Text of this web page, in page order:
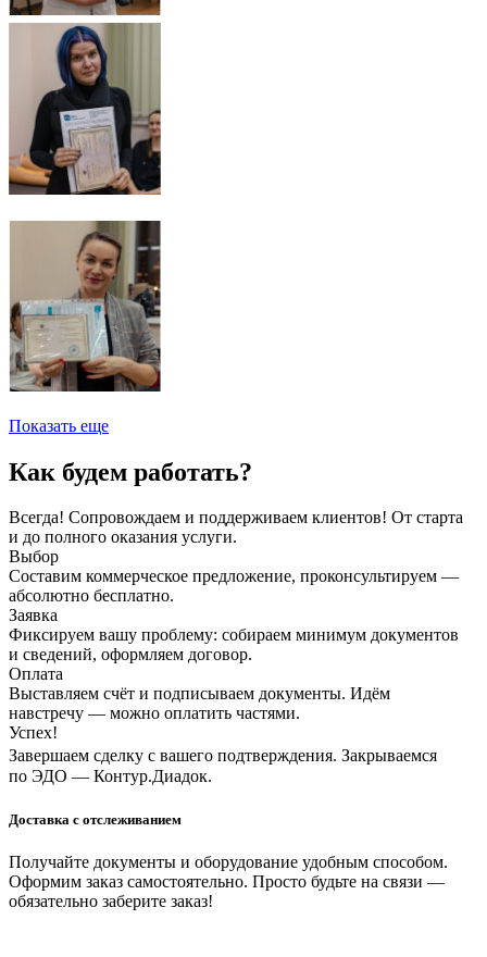
Показать еще
Как будем работать?
Всегда! Сопровождаем и поддерживаем клиентов! От старта
и до полного оказания услуги.
Выбор
Составим коммерческое предложение, проконсультируем —
абсолютно бесплатно.
Заявка
Фиксируем вашу проблему: собираем минимум документов
и сведений, оформляем договор.
Оплата
Выставляем счёт и подписываем документы. Идём
навстречу — можно оплатить частями.
Успех!
Завершаем сделку с вашего подтверждения. Закрываемся
по ЭДО — Контур.Диадок.
Доставка с отслеживанием
Получайте документы и оборудование удобным способом.
Оформим заказ самостоятельно. Просто будьте на связи —
обязательно заберите заказ!